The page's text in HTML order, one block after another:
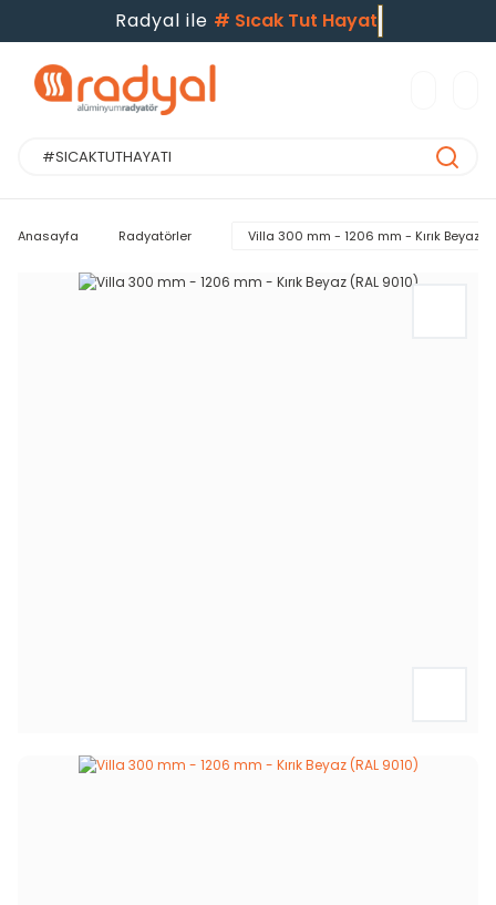
Radyal ile # Sıcak Tut Hayatı
Anasayfa Radyatörler Villa 300 mm - 1206 mm - Kırık Beyaz